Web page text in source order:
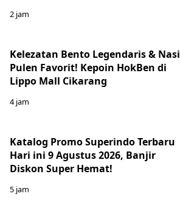
2 jam
Kelezatan Bento Legendaris & Nasi
Pulen Favorit! Kepoin HokBen di
Lippo Mall Cikarang
4 jam
Katalog Promo Superindo Terbaru
Hari ini 9 Agustus 2026, Banjir
Diskon Super Hemat!
5 jam